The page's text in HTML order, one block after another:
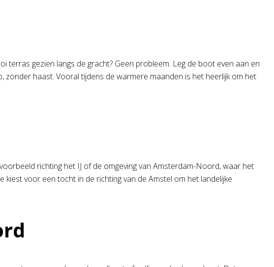
gezien langs de gracht? Geen probleem. Leg de boot even aan en
zonder haast. Vooral tijdens de warmere maanden is het heerlijk om het
richting het IJ of de omgeving van Amsterdam-Noord, waar het
voor een tocht in de richting van de Amstel om het landelijke